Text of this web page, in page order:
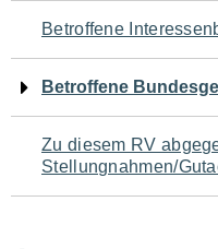
Seiteninhalt
Betroffene
Betroffene
Zu diesem RV
Stellungnahmen/